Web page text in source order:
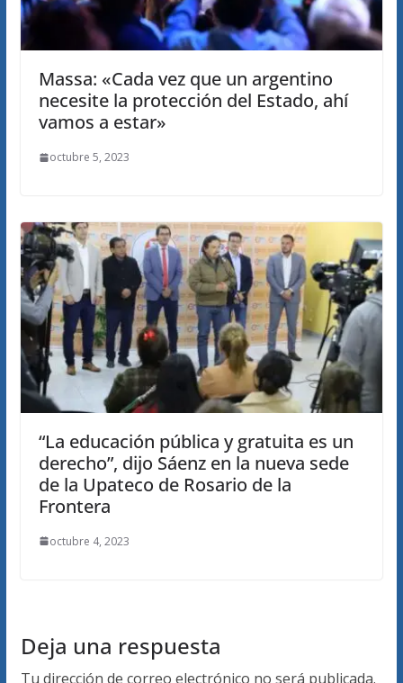
Massa: «Cada vez que un argentino
necesite la protección del Estado, ahí
vamos a estar»
octubre 5, 2023
“La educación pública y gratuita es un
derecho”, dijo Sáenz en la nueva sede
de la Upateco de Rosario de la
Frontera
octubre 4, 2023
Deja una respuesta
Tu dirección de correo electrónico no será publicada.